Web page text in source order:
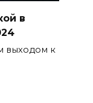
в
выходом к